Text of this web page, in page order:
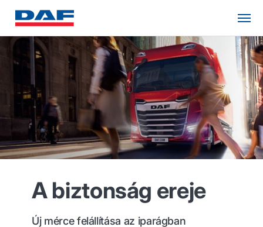
A biztonság ereje
Új mérce felállítása az iparágban